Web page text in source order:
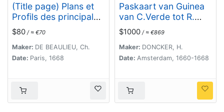
(Title page) Plans et
Profils des principales
Villes des Duchez de
Loraine et de Bar. . .
$80 / ≈ €70
Maker: DE BEAULIEU, Ch.
Date: Paris, 1668
Paskaart van Guinea
van C.Verde tot R.
deGalion.
$1000 / ≈ €869
Maker: DONCKER, H.
Date: Amsterdam, 1660-1668